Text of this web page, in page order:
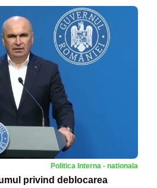
Politica Interna - nationala
privind deblocarea